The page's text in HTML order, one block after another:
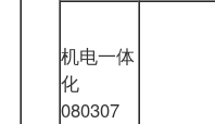
机电一体
化
080307